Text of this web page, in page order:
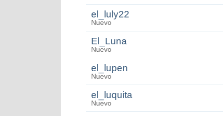
el_luly22
Nuevo
El_Luna
Nuevo
el_lupen
Nuevo
el_luquita
Nuevo